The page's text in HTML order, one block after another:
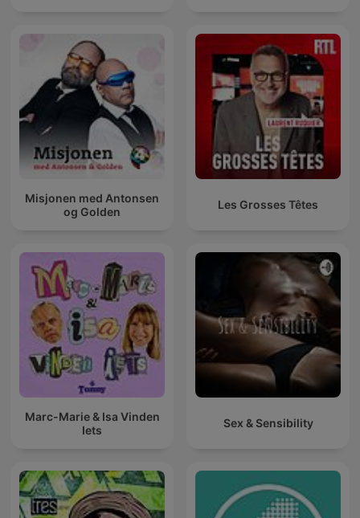
Misjonen med Antonsen
og Golden
Les Grosses Têtes
Marc-Marie & Isa Vinden
Iets
Sex & Sensibility